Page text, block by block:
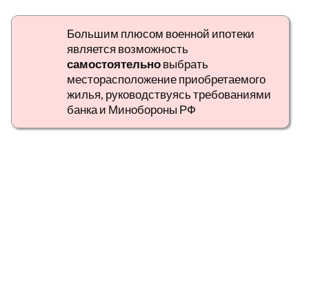
Большим плюсом военной ипотеки
является возможность
самостоятельновыбрать
месторасположение приобретаемого
жилья, руководствуясь требованиями
банка и Минобороны РФ